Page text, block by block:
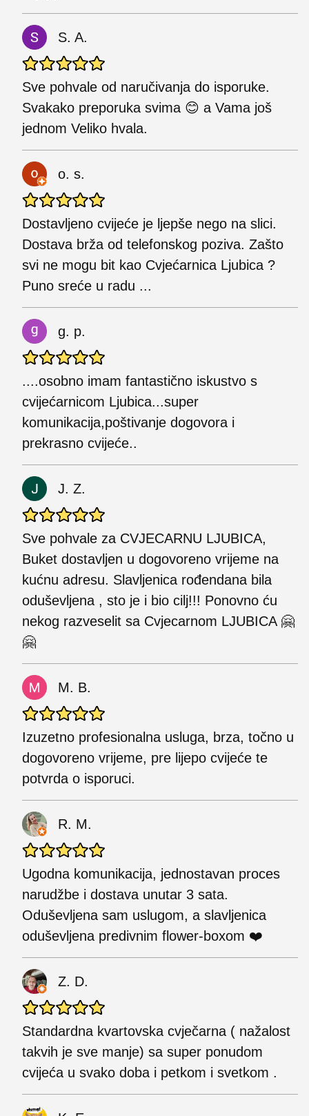
S. A.
Sve pohvale od naručivanja do isporuke.
Svakako preporuka svima 😊 a Vama još
jednom Veliko hvala.
o. s.
Dostavljeno cvijeće je ljepše nego na slici.
Dostava brža od telefonskog poziva. Zašto
svi ne mogu bit kao Cvjećarnica Ljubica ?
Puno sreće u radu ...
g. p.
....osobno imam fantastično iskustvo s
cvijećarnicom Ljubica...super
komunikacija,poštivanje dogovora i
prekrasno cvijeće..
J. Z.
Sve pohvale za CVJECARNU LJUBICA,
Buket dostavljen u dogovoreno vrijeme na
kućnu adresu. Slavljenica rođendana bila
oduševljena , sto je i bio cilj!!! Ponovno ću
nekog razveselit sa Cvjecarnom LJUBICA 🤗
🤗
M. B.
Izuzetno profesionalna usluga, brza, točno u
dogovoreno vrijeme, pre lijepo cvijeće te
potvrda o isporuci.
R. M.
Ugodna komunikacija, jednostavan proces
narudžbe i dostava unutar 3 sata.
Oduševljena sam uslugom, a slavljenica
oduševljena predivnim flower-boxom ❤️
Z. D.
Standardna kvartovska cvječarna ( nažalost
takvih je sve manje) sa super ponudom
cvijeća u svako doba i petkom i svetkom .